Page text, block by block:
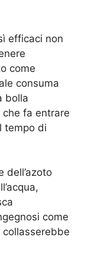
efficaci non
come
consuma
bolla
fa entrare
tempo di
dell’azoto
come